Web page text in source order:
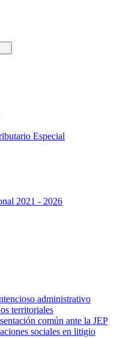
Especial
2021 - 2026
administrativo
territoriales
común ante la JEP
sociales en litigio